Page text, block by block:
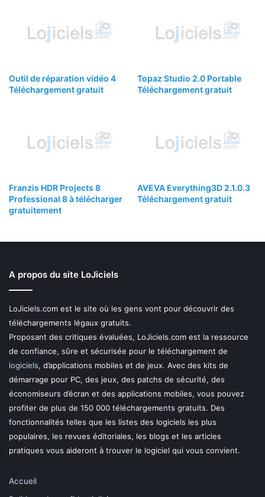
Outil de réparation vidéo 4
Téléchargement gratuit
Topaz Studio 2.0 Portable
Téléchargement gratuit
Franzis HDR Projects 8
Professional 8 à télécharger
gratuitement
AVEVA Everything3D 2.1.0.3
Téléchargement gratuit
A propos du site LoJiciels
LoJiciels.com est le site où les gens vont pour découvrir des
téléchargements légaux gratuits.
Proposant des critiques évaluées, LoJiciels.com est la ressource
de confiance, sûre et sécurisée pour le téléchargement de
logiciels, d’applications mobiles et de jeux. Avec des kits de
démarrage pour PC, des jeux, des patchs de sécurité, des
économiseurs d’écran et des applications mobiles, vous pouvez
profiter de plus de 150 000 téléchargements gratuits. Des
fonctionnalités telles que les listes des logiciels les plus
populaires, les revues éditoriales, les blogs et les articles
pratiques vous aideront à trouver le logiciel qui vous convient.
Accueil